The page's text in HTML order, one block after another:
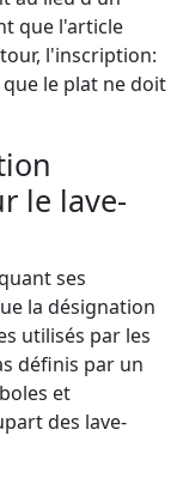
que l'article
l'inscription:
que le plat ne doit
le lave-
ses
la désignation
utilisés par les
définis par un
et
des lave-